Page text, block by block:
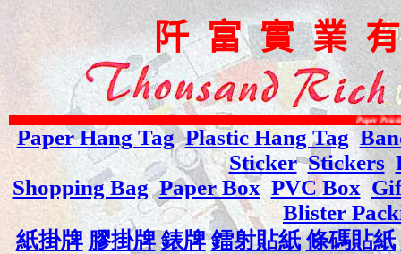
阡富實業
Paper Printing - Plastic
Paper Hang Tag Plastic Hang Tag
Sticker Stickers
Shopping Bag Paper Box PVC Box
Blister
紙掛牌 膠掛牌 錶牌 鐳射貼紙 條碼貼紙